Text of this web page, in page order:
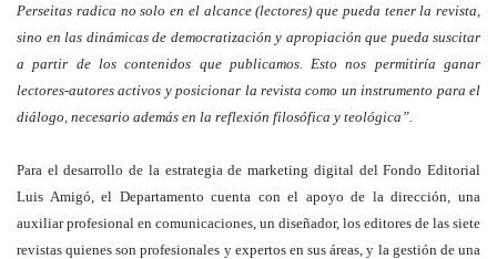
Perseitas radica no solo en el alcance (lectores) que pueda tener la revista,
sino en las dinámicas de democratización y apropiación que pueda suscitar
a partir de los contenidos que publicamos. Esto nos permitiría ganar
lectores-autores activos y posicionar la revista como un instrumento para el
diálogo, necesario además en la reflexión filosófica y teológica”.
Para el desarrollo de la estrategia de marketing digital del Fondo Editorial
Luis Amigó, el Departamento cuenta con el apoyo de la dirección, una
auxiliar profesional en comunicaciones, un diseñador, los editores de las siete
revistas quienes son profesionales y expertos en sus áreas, y la gestión de una